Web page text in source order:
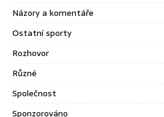
Názory a komentáře
Ostatní sporty
Rozhovor
Různé
Společnost
Sponzorováno